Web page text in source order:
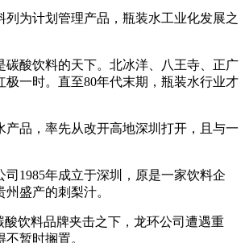
列为计划管理产品，瓶装水工业化发展之
碳酸饮料的天下。北冰洋、八王寺、正广
极一时。直至80年代末期，瓶装水行业才
产品，率先从改开高地深圳打开，且与一
司1985年成立于深圳，原是一家饮料企
盛产的刺梨汁。
酸饮料品牌夹击之下，龙环公司遭遇重
暂时搁置。